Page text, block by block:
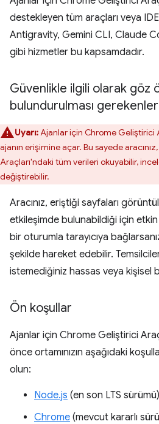
destekleyen tüm araçları veya
Antigravity, Gemini CLI, Claude
gibi hizmetler bu kapsamdadır.
Güvenlikle ilgili olarak göz
bulundurulması gerekenler
Uyarı:Ajanlar için Chrome Geliştirici
ajanın erişimine açar. Bu sayede
Araçları'ndaki tüm verileri okuyabilir,
değiştirebilir.
Aracınız, eriştiği sayfaları
etkileşimde bulunabildiği için
bir oturumla tarayıcıya
şekilde hareket edebilir.
istemediğiniz hassas veya kişisel
Ön koşullar
Ajanlar için Chrome Geliştirici
önce ortamınızın aşağıdaki
olun:
Node.js (en son LTS
Chrome (mevcut kararlı